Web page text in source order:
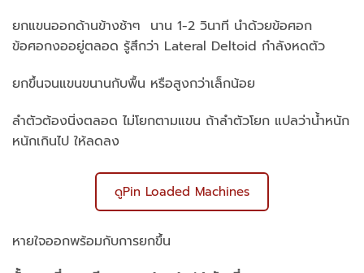
ยกแขนออกด้านข้างช้าๆ นาน 1-2 วินาที นำด้วยข้อศอก
ข้อศอกงออยู่ตลอด รู้สึกว่า Lateral Deltoid กำลังหดตัว
ยกขึ้นจนแขนขนานกับพื้น หรือสูงกว่าเล็กน้อย
ลำตัวต้องนิ่งตลอด ไม่โยกตามแขน ถ้าลำตัวโยก แปลว่าน้ำหนัก
หนักเกินไป ให้ลดลง
ดูPin Loaded Machines
หายใจออกพร้อมกับการยกขึ้น